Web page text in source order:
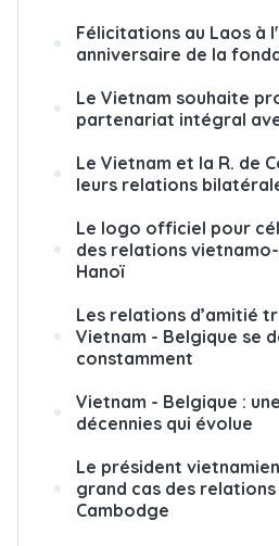
Félicitations au Laos à
anniversaire de la
Le Vietnam souhaite
partenariat intégral
Le Vietnam et la R. de
leurs relations
Le logo officiel pour
des relations
Hanoï
Les relations d’amitié
Vietnam - Belgique se
constamment
Vietnam - Belgique :
décennies qui évolue
Le président
grand cas des
Cambodge